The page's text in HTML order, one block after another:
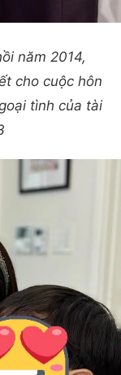
năm 2014,
cho cuộc hôn
tình của tài